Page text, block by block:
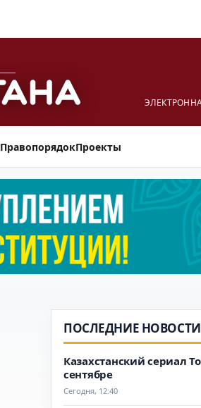
ПравопорядокПроекты
ПОСЛЕДНИЕ НОВОСТИ
Казахстанский сериал
сентябре
Сегодня, 12:40